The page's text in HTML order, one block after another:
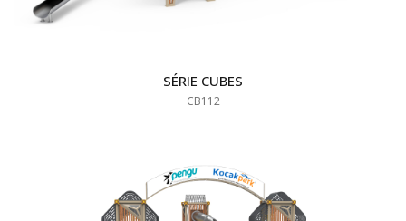
SÉRIE CUBES
CB112